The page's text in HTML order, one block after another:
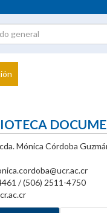
Investigador
Mónica Córdoba
/ (506) 2511-4750